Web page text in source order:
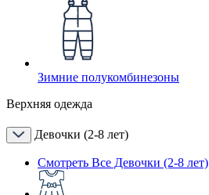
Зимние полукомбинезоны
Верхняя одежда
Девочки (2-8 лет)
Смотреть Все Девочки (2-8 лет)